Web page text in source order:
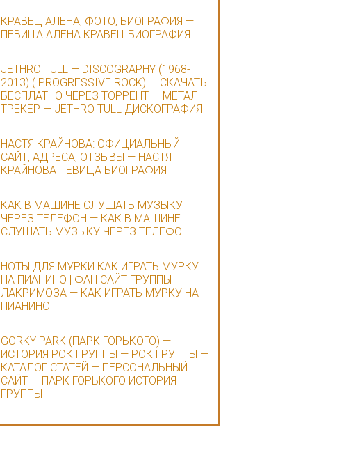
КРАВЕЦ АЛЕНА, ФОТО, БИОГРАФИЯ —
ПЕВИЦА АЛЕНА КРАВЕЦ БИОГРАФИЯ
JETHRO TULL — DISCOGRAPHY (1968-
2013) ( PROGRESSIVE ROCK) — СКАЧАТЬ
БЕСПЛАТНО ЧЕРЕЗ ТОРРЕНТ — МЕТАЛ
ТРЕКЕР — JETHRO TULL ДИСКОГРАФИЯ
НАСТЯ КРАЙНОВА: ОФИЦИАЛЬНЫЙ
САЙТ, АДРЕСА, ОТЗЫВЫ — НАСТЯ
КРАЙНОВА ПЕВИЦА БИОГРАФИЯ
КАК В МАШИНЕ СЛУШАТЬ МУЗЫКУ
ЧЕРЕЗ ТЕЛЕФОН — КАК В МАШИНЕ
СЛУШАТЬ МУЗЫКУ ЧЕРЕЗ ТЕЛЕФОН
НОТЫ ДЛЯ МУРКИ КАК ИГРАТЬ МУРКУ
НА ПИАНИНО | ФАН САЙТ ГРУППЫ
ЛАКРИМОЗА — КАК ИГРАТЬ МУРКУ НА
ПИАНИНО
GORKY PARK (ПАРК ГОРЬКОГО) —
ИСТОРИЯ РОК ГРУППЫ — РОК ГРУППЫ —
КАТАЛОГ СТАТЕЙ — ПЕРСОНАЛЬНЫЙ
САЙТ — ПАРК ГОРЬКОГО ИСТОРИЯ
ГРУППЫ